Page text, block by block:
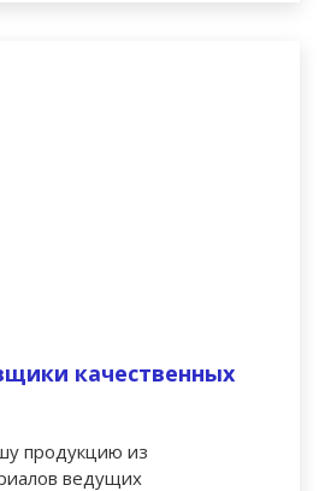
качественных
продукцию из
ведущих